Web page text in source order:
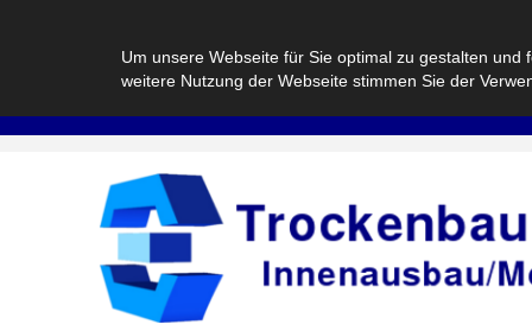
Um unsere Webseite für Sie optimal zu gestalten
weitere Nutzung der Webseite stimmen Sie der